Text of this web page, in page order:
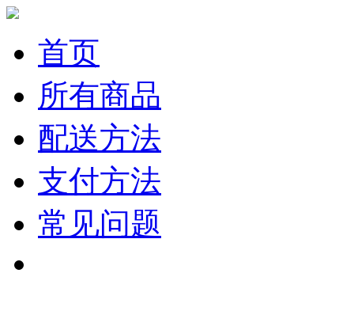
首页
所有商品
配送方法
支付方法
常见问题